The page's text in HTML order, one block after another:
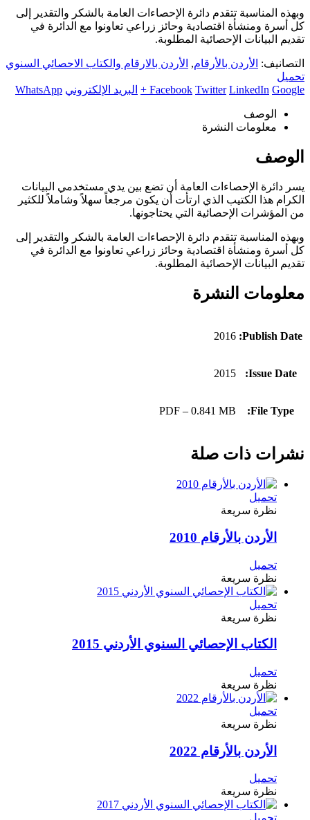
وبهذه المناسبة تتقدم دائرة الإحصاءات العامة بالشكر والتقدير إلى
كل أسرة ومنشأة اقتصادية وحائز زراعي تعاونوا مع الدائرة في
تقديم البيانات الإحصائية المطلوبة.
التصانيف: الأردن بالأرقام, الأردن بالارقام والكتاب الاحصائي السنوي
تحميل
Facebook Twitter LinkedIn Google + البريد الإلكتروني WhatsApp
الوصف
معلومات النشرة
الوصف
يسر دائرة الإحصاءات العامة أن تضع بين يدي مستخدمي البيانات
الكرام هذا الكتيب الذي ارتأت أن يكون مرجعاً سهلاً وشاملاً للكثير
من المؤشرات الإحصائية التي يحتاجونها.
وبهذه المناسبة تتقدم دائرة الإحصاءات العامة بالشكر والتقدير إلى
كل أسرة ومنشأة اقتصادية وحائز زراعي تعاونوا مع الدائرة في
تقديم البيانات الإحصائية المطلوبة.
معلومات النشرة
Publish Date:
2016
Issue Date:
2015
File Type:
PDF – 0.841 MB
نشرات ذات صلة
تحميل
نظرة سريعة
الأردن بالأرقام 2010
تحميل
نظرة سريعة
تحميل
نظرة سريعة
الكتاب الإحصائي السنوي الأردني 2015
تحميل
نظرة سريعة
تحميل
نظرة سريعة
الأردن بالأرقام 2022
تحميل
نظرة سريعة